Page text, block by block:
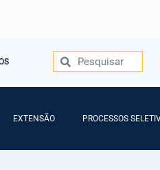
EXTENSÃO PROCESSOS